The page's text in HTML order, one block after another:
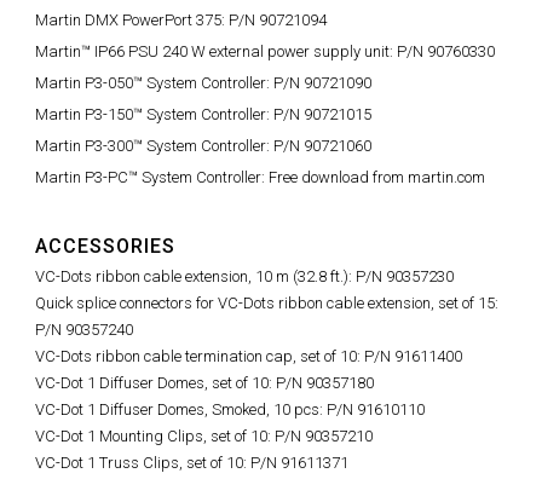
Martin DMX PowerPort 375: P/N 90721094
Martin™ IP66 PSU 240 W external power supply unit: P/N 90760330
Martin P3-050™ System Controller: P/N 90721090
Martin P3-150™ System Controller: P/N 90721015
Martin P3-300™ System Controller: P/N 90721060
Martin P3-PC™ System Controller: Free download from martin.com
ACCESSORIES
VC-Dots ribbon cable extension, 10 m (32.8 ft.): P/N 90357230
Quick splice connectors for VC-Dots ribbon cable extension, set of 15:
P/N 90357240
VC-Dots ribbon cable termination cap, set of 10: P/N 91611400
VC-Dot 1 Diffuser Domes, set of 10: P/N 90357180
VC-Dot 1 Diffuser Domes, Smoked, 10 pcs: P/N 91610110
VC-Dot 1 Mounting Clips, set of 10: P/N 90357210
VC-Dot 1 Truss Clips, set of 10: P/N 91611371